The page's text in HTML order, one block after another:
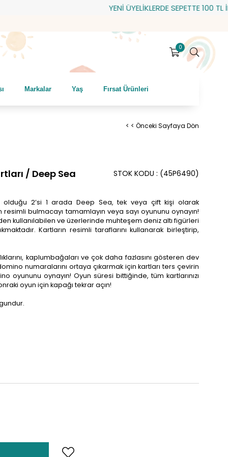
YENİ ÜYELİKLERDE SEPETTE 100 TL
0
Markalar Yaş Fırsat Ürünleri
< < Önceki Sayfaya Dön
/ Deep Sea (45P6490)
STOK KODU
2’si 1 arada Deep Sea, tek veya çift kişi olarak
bulmacayı tamamlayın veya sayı oyununu oynayın!
kullanılabilen ve üzerlerinde muhteşem deniz altı figürleri
Kartların resimli taraflarını kullanarak birleştirip,
kaplumbağaları ve çok daha fazlasını gösteren dev
numaralarını ortaya çıkarmak için kartları ters çevirin
oyununu oynayın! Oyun süresi bittiğinde, tüm kartlarınızı
oyun için kapağı tekrar açın!